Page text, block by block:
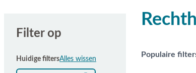
Populaire
Filter op
Huidige filtersAlles wissen